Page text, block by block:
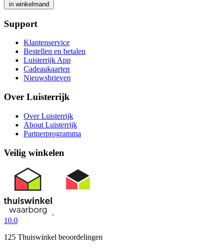
in winkelmand
Support
Klantenservice
Bestellen en betalen
Luisterrijk App
Cadeaukaarten
Nieuwsbrieven
Over Luisterrijk
Over Luisterrijk
About Luisterrijk
Partnerprogramma
Veilig winkelen
10.0
125 Thuiswinkel beoordelingen